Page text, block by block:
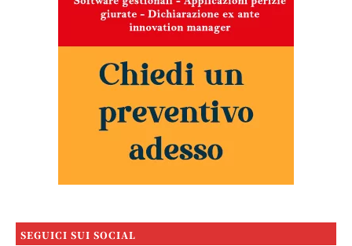
SEGUICI SUI SOCIAL